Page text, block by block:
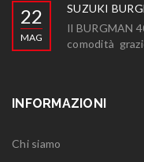
22
MAG
SUZUKI
Il BURGMAN
comodità
INFORMAZIONI
Chi siamo